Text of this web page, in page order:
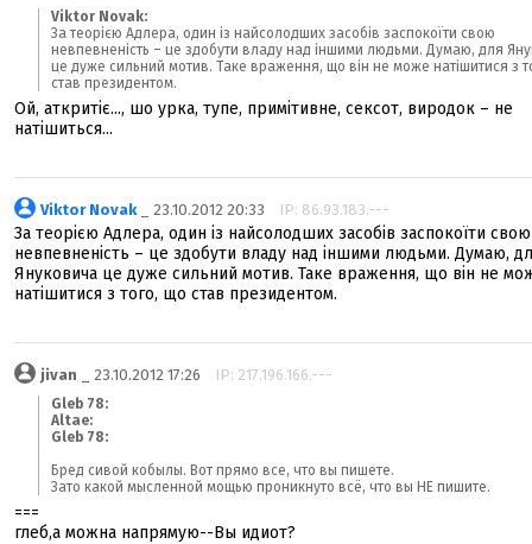
Viktor Novak:
За теорією Адлера, один із найсолодших засобів заспокоїти свою
невпевненість – це здобути владу над іншими людьми. Думаю, для
це дуже сильний мотив. Таке враження, що він не може натішитися з
став президентом.
Ой, аткритіє..., шо урка, тупе, примітивне, сексот, виродок – не
натішиться...
Viktor Novak_ 23.10.2012 20:33 IP: 86.93.183.---
За теорією Адлера, один із найсолодших засобів заспокоїти свою
невпевненість – це здобути владу над іншими людьми. Думаю,
Януковича це дуже сильний мотив. Таке враження, що він не
натішитися з того, що став президентом.
jivan _ 23.10.2012 17:26 IP: 217.196.166.---
Gleb 78:
Altae:
Gleb 78:
Бред сивой кобылы. Вот прямо все, что вы пишете.
Зато какой мысленной мощью проникнуто всё, что вы НЕ пишите.
===
глеб,а можна напрямую--Вы идиот?